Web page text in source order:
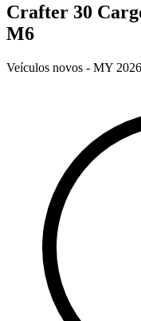
Crafter 30
M6
Veículos novos - MY 2026